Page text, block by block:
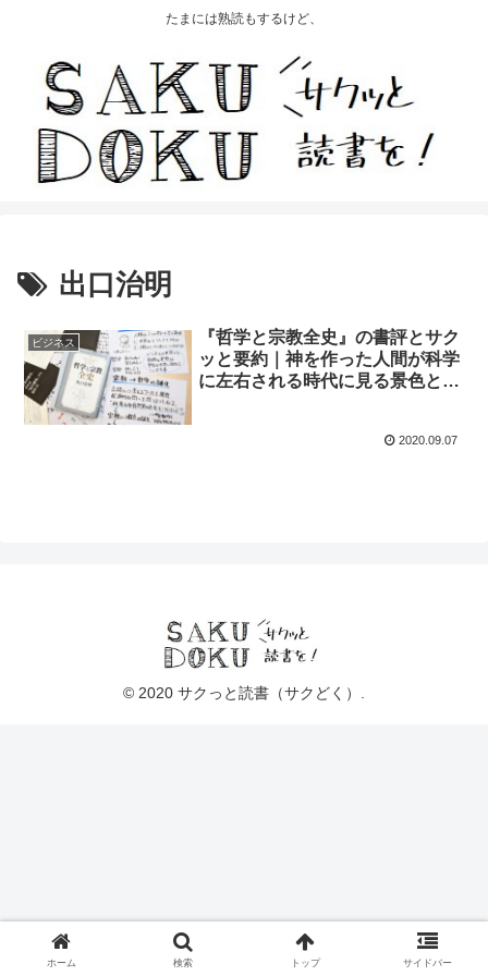
たまには熟読もするけど、
出口治明
ビジネス
『哲学と宗教全史』の書評とサク
ッと要約｜神を作った人間が科学
に左右される時代に見る景色と
2020.09.07
© 2020 サクっと読書（サクどく）.
ホーム 検索 トップ サイドバー